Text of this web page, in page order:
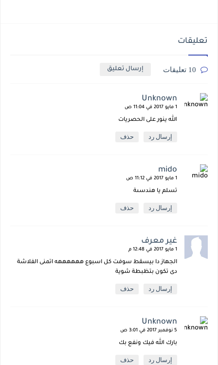
تعليقات
إرسال تعليق
Unknown
1 مايو 2017 في 11:04 ص
الله ينور على الحصريات
إرسال رد حذف
mido
1 مايو 2017 في 11:12 ص
تسلم يا هندسىة
إرسال رد حذف
غير معرف
1 مايو 2017 في 12:48 م
الجهاز دا بيسقط سوفت كل اسبوع ههههههه اتمنى الفلاشة
دى تكون بتظبطة شوية
إرسال رد حذف
Unknown
5 نوفمبر 2017 في 3:01 ص
بارك الله فيك ونفع بك
إرسال رد حذف